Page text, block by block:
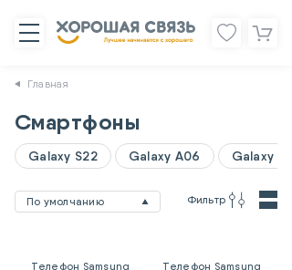
Главная
Смартфоны
Galaxy S22 Galaxy A06 Galaxy
По умолчанию Фильтр
Телефон Samsung
Телефон Samsung